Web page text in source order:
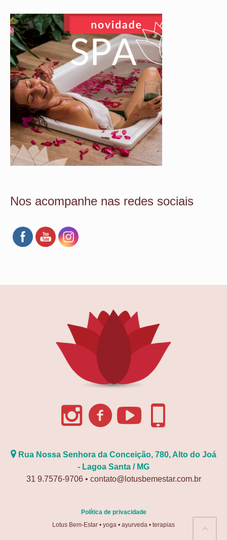
Nos acompanhe nas redes sociais
Rua Nossa Senhora da Conceição, 780, Alto do Joá
- Lagoa Santa / MG
31 9.7576-9706 • contato@lotusbemestar.com.br
Política de privacidade
Lotus Bem-Estar • yoga • ayurveda • terapias